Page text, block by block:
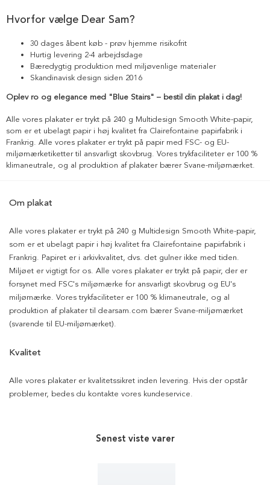
Hvorfor vælge Dear Sam?
30 dages åbent køb - prøv hjemme risikofrit
Hurtig levering 2-4 arbejdsdage
Bæredygtig produktion med miljøvenlige materialer
Skandinavisk design siden 2016
Oplev ro og elegance med "Blue Stairs" – bestil din plakat i dag!
Alle vores plakater er trykt på 240 g Multidesign Smooth White-papir,
som er et ubelagt papir i høj kvalitet fra Clairefontaine papirfabrik i
Frankrig. Alle vores plakater er trykt på papir med FSC- og EU-
miljømærketiketter til ansvarligt skovbrug. Vores trykfaciliteter er 100 %
klimaneutrale, og al produktion af plakater bærer Svane-miljømærket.
Om plakat
Alle vores plakater er trykt på 240 g Multidesign Smooth White-papir,
som er et ubelagt papir i høj kvalitet fra Clairefontaine papirfabrik i
Frankrig. Papiret er i arkivkvalitet, dvs. det gulner ikke med tiden.
Miljøet er vigtigt for os. Alle vores plakater er trykt på papir, der er
forsynet med FSC's miljømærke for ansvarligt skovbrug og EU's
miljømærke. Vores trykfaciliteter er 100 % klimaneutrale, og al
produktion af plakater til dearsam.com bærer Svane-miljømærket
(svarende til EU-miljømærket).
Kvalitet
Alle vores plakater er kvalitetssikret inden levering. Hvis der opstår
problemer, bedes du kontakte vores kundeservice.
Senest viste varer